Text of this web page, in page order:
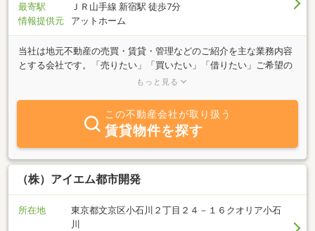
最寄駅
ＪＲ山手線 新宿駅 徒歩7分
情報提供元
アットホーム
当社は地元不動産の売買・賃貸・管理などのご紹介を主な業務内容
とする会社です。「売りたい」「買いたい」「借りたい」ご希望の
方は、不動産に関する質問はどんなことでもお気軽にご相談くださ
掛けております。特に新宿区エリアはぜひ、当社へご相談くださ
もっと見る
この不動産会社が取り扱う
賃貸物件を探す
（株）アイエム都市開発
所在地
東京都文京区小石川２丁目２４－１６クオリア小石
川